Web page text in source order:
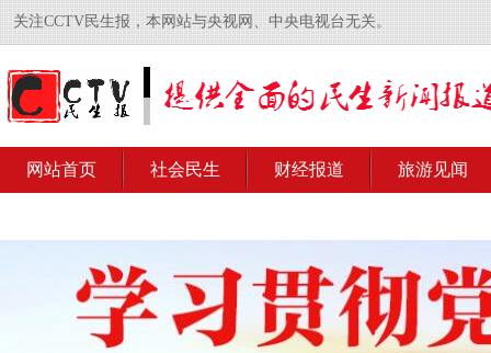
关注CCTV民生报，本网站与央视网、中央电视台无关。
网站首页 社会民生 财经报道 旅游见闻